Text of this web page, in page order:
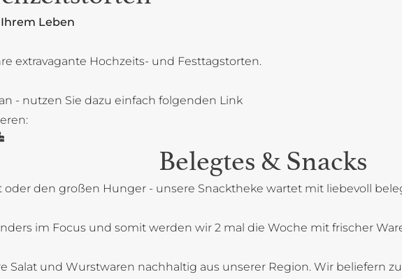
Leben
extravagante Hochzeits- und Festtagstorten.
- nutzen Sie dazu einfach folgenden Link
Belegtes & Snacks
den großen Hunger - unsere Snacktheke wartet mit liebevoll
im Focus und somit werden wir 2 mal die Woche mit frischer
Salat und Wurstwaren nachhaltig aus unserer Region. Wir beliefern